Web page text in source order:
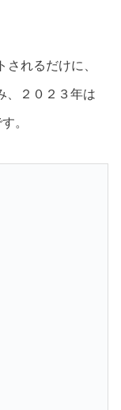
れるだけに、
、２０２３年は
。